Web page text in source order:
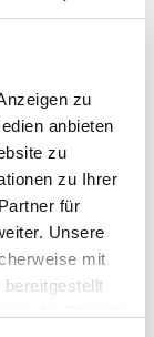
zu
anbieten
zu
zu Ihrer
für
Unsere
mit
les plus
/>
p>